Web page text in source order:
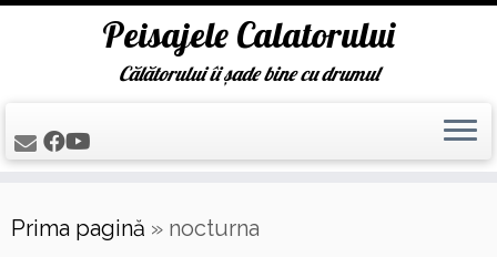
to
Peisajele Calatorului
Călătorului îi șade bine cu drumul
Prima pagină » nocturna